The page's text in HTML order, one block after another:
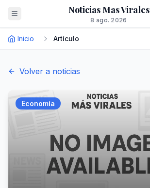
Noticias Mas Virales
8 ago. 2026
Inicio Artículo
Volver a noticias
Economía